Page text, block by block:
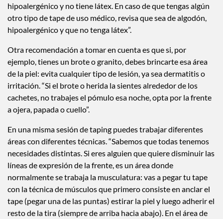
hipoalergénico y no tiene látex. En caso de que tengas algún
otro tipo de tape de uso médico, revisa que sea de algodón,
hipoalergénico y que no tenga látex”.
Otra recomendación a tomar en cuenta es que si, por
ejemplo, tienes un brote o granito, debes brincarte esa área
de la piel: evita cualquier tipo de lesión, ya sea dermatitis o
irritación. “Si el brote o herida la sientes alrededor de los
cachetes, no trabajes el pómulo esa noche, opta por la frente
a ojera, papada o cuello”.
En una misma sesión de taping puedes trabajar diferentes
áreas con diferentes técnicas. “Sabemos que todas tenemos
necesidades distintas. Si eres alguien que quiere disminuir las
líneas de expresión de la frente, es un área donde
normalmente se trabaja la musculatura: vas a pegar tu tape
con la técnica de músculos que primero consiste en anclar el
tape (pegar una de las puntas) estirar la piel y luego adherir el
resto de la tira (siempre de arriba hacia abajo). En el área de